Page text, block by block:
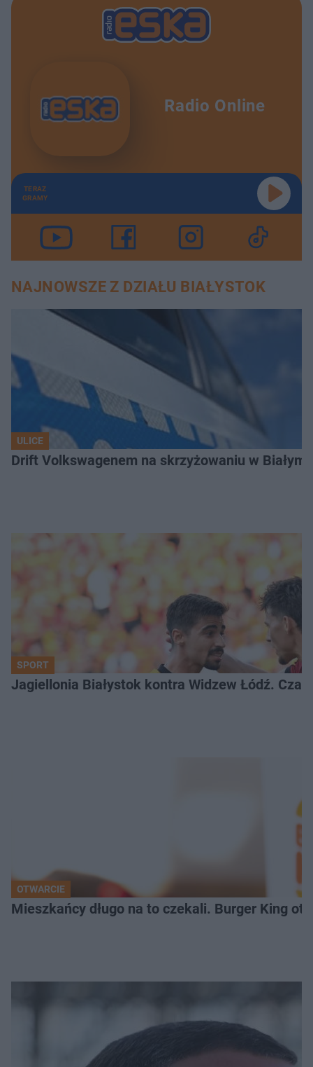
Radio Online
TERAZ
GRAMY
NAJNOWSZE Z DZIAŁU BIAŁYSTOK
ULICE
Drift Volkswagenem na skrzyżowaniu w
SPORT
Jagiellonia Białystok kontra Widzew Łódź.
OTWARCIE
Mieszkańcy długo na to czekali. Burger King